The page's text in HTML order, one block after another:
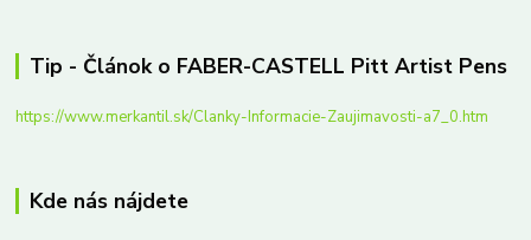
Tip - Článok o FABER-CASTELL Pitt Artist Pens
https://www.merkantil.sk/Clanky-Informacie-Zaujimavosti-a7_0.htm
Kde nás nájdete